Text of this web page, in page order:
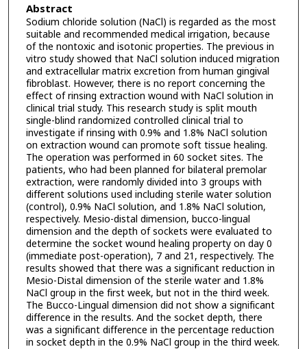
Abstract
Sodium chloride solution (NaCl) is regarded as the most
suitable and recommended medical irrigation, because
of the nontoxic and isotonic properties. The previous in
vitro study showed that NaCl solution induced migration
and extracellular matrix excretion from human gingival
fibroblast. However, there is no report concerning the
effect of rinsing extraction wound with NaCl solution in
clinical trial study. This research study is split mouth
single-blind randomized controlled clinical trial to
investigate if rinsing with 0.9% and 1.8% NaCl solution
on extraction wound can promote soft tissue healing.
The operation was performed in 60 socket sites. The
patients, who had been planned for bilateral premolar
extraction, were randomly divided into 3 groups with
different solutions used including sterile water solution
(control), 0.9% NaCl solution, and 1.8% NaCl solution,
respectively. Mesio-distal dimension, bucco-lingual
dimension and the depth of sockets were evaluated to
determine the socket wound healing property on day 0
(immediate post-operation), 7 and 21, respectively. The
results showed that there was a significant reduction in
Mesio-Distal dimension of the sterile water and 1.8%
NaCl group in the first week, but not in the third week.
The Bucco-Lingual dimension did not show a significant
difference in the results. And the socket depth, there
was a significant difference in the percentage reduction
in socket depth in the 0.9% NaCl group in the third week.